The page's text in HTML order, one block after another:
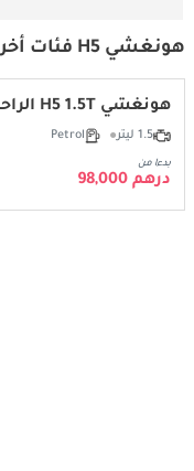
هونغشي H5 فئات أخرى
هونغشي H5 1.5T الراحة
1.5 ليتر Petrol
بدءا من
درهم 98,000